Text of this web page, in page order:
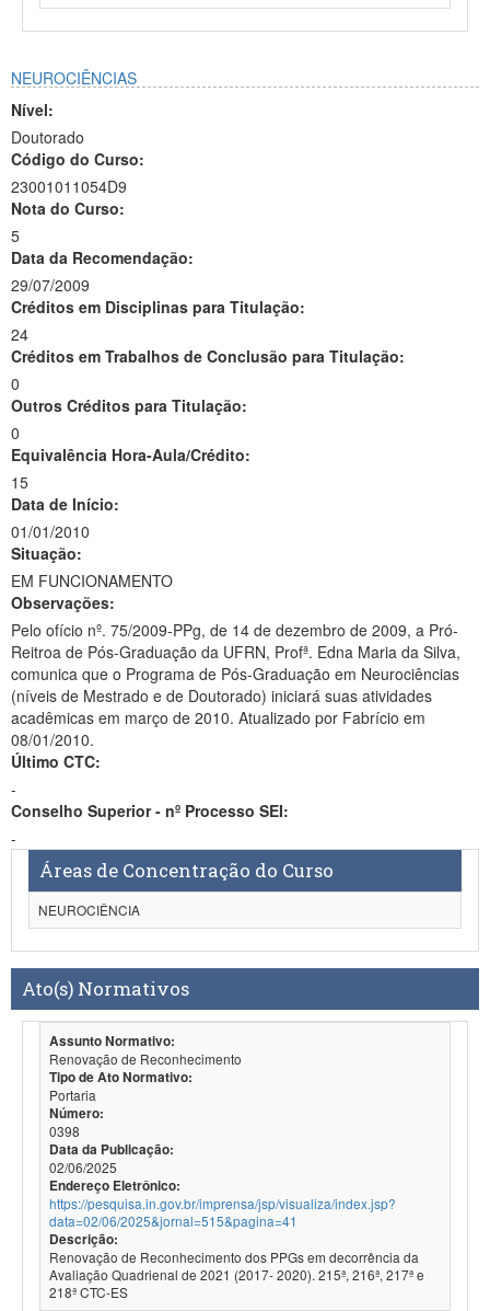
NEUROCIÊNCIAS
Nível:
Doutorado
Código do Curso:
23001011054D9
Nota do Curso:
5
Data da Recomendação:
29/07/2009
Créditos em Disciplinas para Titulação:
24
Créditos em Trabalhos de Conclusão para Titulação:
0
Outros Créditos para Titulação:
0
Equivalência Hora-Aula/Crédito:
15
Data de Início:
01/01/2010
Situação:
EM FUNCIONAMENTO
Observações:
Pelo ofício nº. 75/2009-PPg, de 14 de dezembro de 2009, a Pró-
Reitroa de Pós-Graduação da UFRN, Profª. Edna Maria da Silva,
comunica que o Programa de Pós-Graduação em Neurociências
(níveis de Mestrado e de Doutorado) iniciará suas atividades
acadêmicas em março de 2010. Atualizado por Fabrício em
08/01/2010.
Último CTC:
-
Conselho Superior - nº Processo SEI:
-
Áreas de Concentração do Curso
NEUROCIÊNCIA
Ato(s) Normativos
Assunto Normativo:
Renovação de Reconhecimento
Tipo de Ato Normativo:
Portaria
Número:
0398
Data da Publicação:
02/06/2025
Endereço Eletrônico:
https://pesquisa.in.gov.br/imprensa/jsp/visualiza/index.jsp?
data=02/06/2025&jornal=515&pagina=41
Descrição:
Renovação de Reconhecimento dos PPGs em decorrência da
Avaliação Quadrienal de 2021 (2017- 2020). 215ª, 216ª, 217ª e
218ª CTC-ES